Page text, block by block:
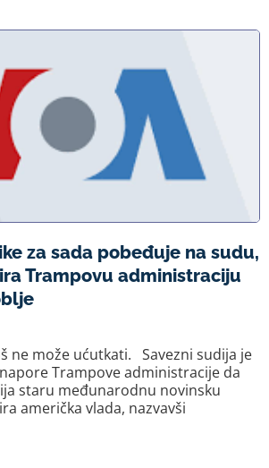
za sada pobeđuje na sudu,
Trampovu administraciju
ne može ućutkati. Savezni sudija je
Trampove administracije da
staru međunarodnu novinsku
američka vlada, nazvavši